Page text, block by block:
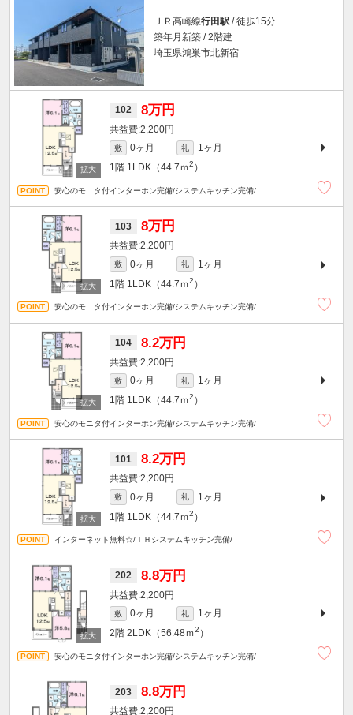
ＪＲ高崎線行田駅 / 徒歩15分
築年月新築 / 2階建
埼玉県鴻巣市北新宿
102 8万円
2,200円
敷 0ヶ月 礼
1ヶ月
1階 1LDK（44.7ｍ2 ）
安心のモニタ付インターホン完備/システムキッチン完備/
103 8万円
2,200円
敷 0ヶ月 礼
1ヶ月
1階 1LDK（44.7ｍ2 ）
安心のモニタ付インターホン完備/システムキッチン完備/
104 8.2万円
2,200円
敷 0ヶ月 礼
1ヶ月
1階 1LDK（44.7ｍ2 ）
安心のモニタ付インターホン完備/システムキッチン完備/
101 8.2万円
2,200円
敷 0ヶ月 礼
1ヶ月
1階 1LDK（44.7ｍ2 ）
インターネット無料☆/ＩＨシステムキッチン完備/
202 8.8万円
2,200円
敷 0ヶ月 礼
1ヶ月
2階 2LDK（56.48ｍ2 ）
安心のモニタ付インターホン完備/システムキッチン完備/
203 8.8万円
2,200円